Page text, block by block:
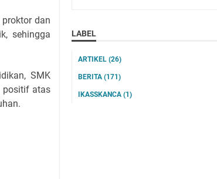
dan
sehingga
SMK
positif atas
LABEL
ARTIKEL (26)
BERITA (171)
IKASSKANCA (1)